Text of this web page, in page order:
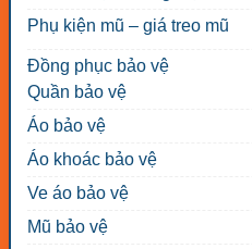
Phụ kiện mũ – giá treo mũ
Đồng phục bảo vệ
Quần bảo vệ
Áo bảo vệ
Áo khoác bảo vệ
Ve áo bảo vệ
Mũ bảo vệ